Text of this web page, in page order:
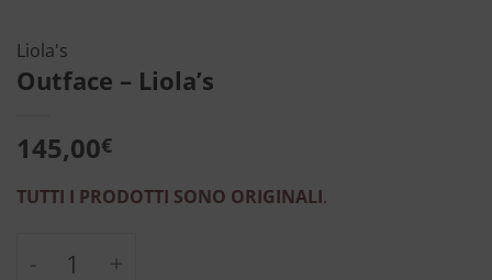
Liola's
Outface – Liola’s
145,00€
TUTTI I PRODOTTI SONO ORIGINALI.
Outface - Liola's quantità